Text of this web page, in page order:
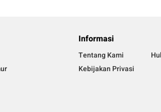
Informasi
Tentang Kami
Kebijakan Privasi